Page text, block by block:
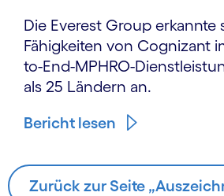
Die Everest Group erkannte
Fähigkeiten von Cognizant
to-End-MPHRO-
als 25 Ländern an.
Bericht lesen
Zurück zur Seite